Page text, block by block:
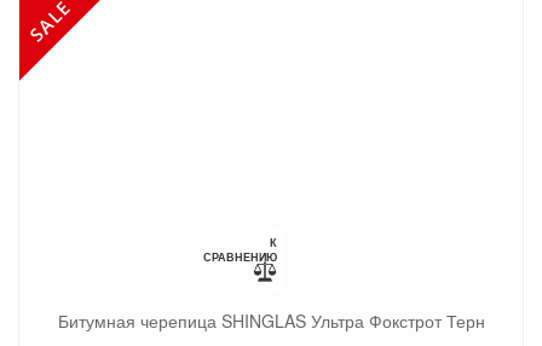
К
СРАВНЕНИЮ
Битумная черепица SHINGLAS Ультра Фокстрот Терн